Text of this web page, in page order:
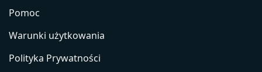
Pomoc
Warunki użytkowania
Polityka Prywatności